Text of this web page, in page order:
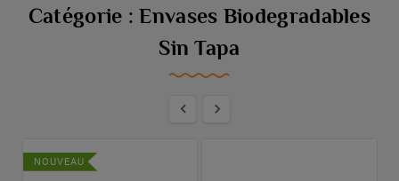
Catégorie : Envases Biodegradables
Sin Tapa
 
NOUVEAU